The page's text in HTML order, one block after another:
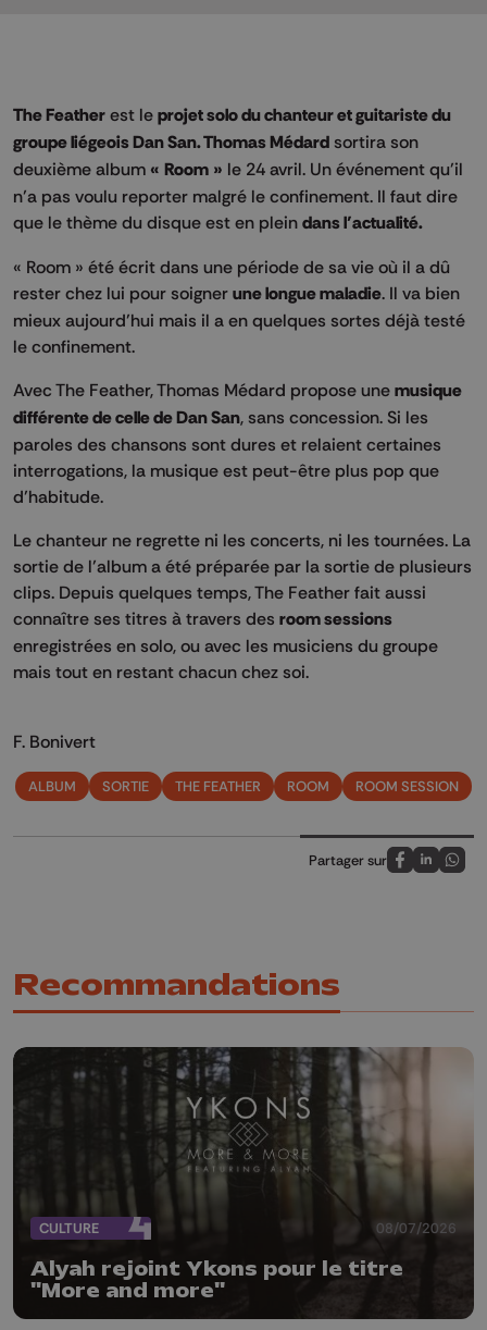
The Feather est le projet solo du chanteur et guitariste du
groupe liégeois Dan San. Thomas Médard sortira son
deuxième album « Room » le 24 avril. Un événement qu’il
n’a pas voulu reporter malgré le confinement. Il faut dire
que le thème du disque est en plein dans l’actualité.
« Room » été écrit dans une période de sa vie où il a dû
rester chez lui pour soigner une longue maladie. Il va bien
mieux aujourd’hui mais il a en quelques sortes déjà testé
le confinement.
Avec The Feather, Thomas Médard propose une musique
différente de celle de Dan San, sans concession. Si les
paroles des chansons sont dures et relaient certaines
interrogations, la musique est peut-être plus pop que
d’habitude.
Le chanteur ne regrette ni les concerts, ni les tournées. La
sortie de l’album a été préparée par la sortie de plusieurs
clips. Depuis quelques temps, The Feather fait aussi
connaître ses titres à travers des room sessions
enregistrées en solo, ou avec les musiciens du groupe
mais tout en restant chacun chez soi.
F. Bonivert
ALBUM SORTIE THE FEATHER ROOM ROOM SESSION
Partager sur
Partagez sur
Partagez
Recommandations
CULTURE 08/07/2026
Alyah rejoint Ykons pour le titre
"More and more"